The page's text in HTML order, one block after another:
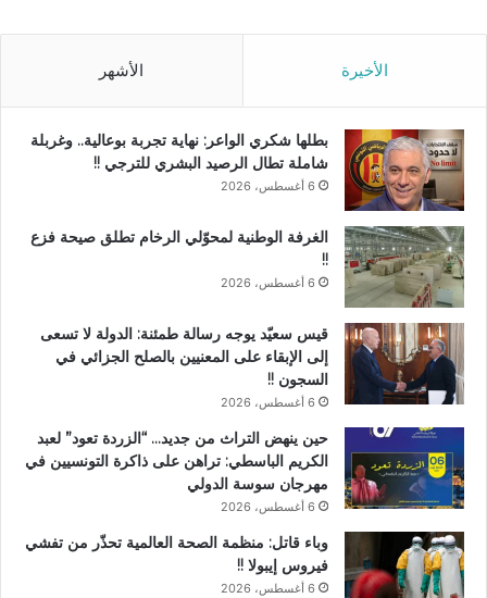
الأخيرة الأشهر
بطلها شكري الواعر: نهاية تجربة بوعالية.. وغربلة
شاملة تطال الرصيد البشري للترجي !!
6 أغسطس، 2026
الغرفة الوطنية لمحوّلي الرخام تطلق صيحة فزع
!!
6 أغسطس، 2026
قيس سعيّد يوجه رسالة طمئنة: الدولة لا تسعى
إلى الإبقاء على المعنيين بالصلح الجزائي في
السجون !!
6 أغسطس، 2026
حين ينهض التراث من جديد… “الزردة تعود” لعبد
الكريم الباسطي: تراهن على ذاكرة التونسيين في
مهرجان سوسة الدولي
6 أغسطس، 2026
وباء قاتل: منظمة الصحة العالمية تحذّر من تفشي
فيروس إيبولا !!
6 أغسطس، 2026